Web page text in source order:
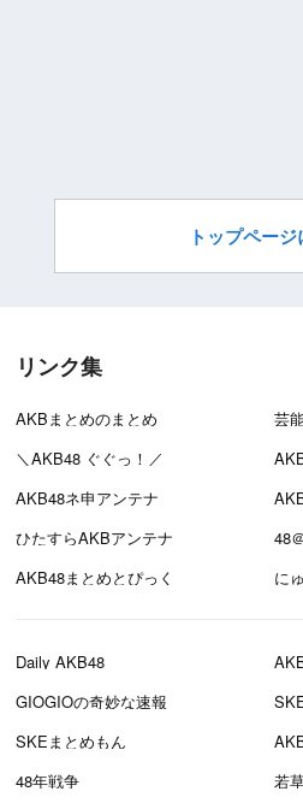
トップペー
リンク集
AKBまとめのまとめ
芸
＼AKB48 ぐぐっ！／
AKB48ネ申アンテナ
ひたすらAKBアンテナ
48
AKB48まとめとぴっく
に
Daily AKB48
GIOGIOの奇妙な速報
SKEまとめもん
48年戦争